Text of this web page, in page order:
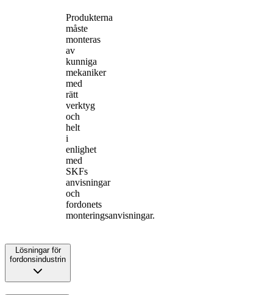
Produkterna
måste
monteras
av
kunniga
mekaniker
med
rätt
verktyg
och
helt
i
enlighet
med
SKFs
anvisningar
och
fordonets
monteringsanvisningar.
Lösningar för
fordonsindustrin